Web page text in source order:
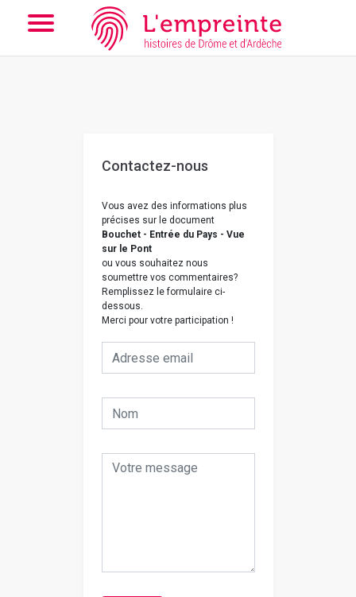
Array ( [slug] => nous-contacter [doc] => B263626101_CP189 )
// Add the new slick-theme.css if you want the default styling
Contactez-nous
Vous avez des informations plus
précises sur le document
Bouchet - Entrée du Pays - Vue
sur le Pont
ou vous souhaitez nous
soumettre vos commentaires?
Remplissez le formulaire ci-
dessous.
Merci pour votre participation !